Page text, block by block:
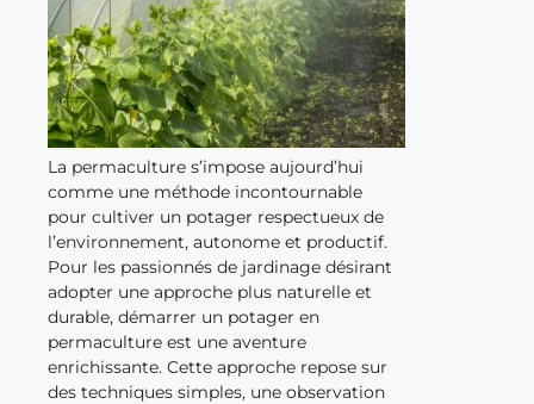
La permaculture s’impose aujourd’hui
comme une méthode incontournable
pour cultiver un potager respectueux de
l’environnement, autonome et productif.
Pour les passionnés de jardinage désirant
adopter une approche plus naturelle et
durable, démarrer un potager en
permaculture est une aventure
enrichissante. Cette approche repose sur
des techniques simples, une observation